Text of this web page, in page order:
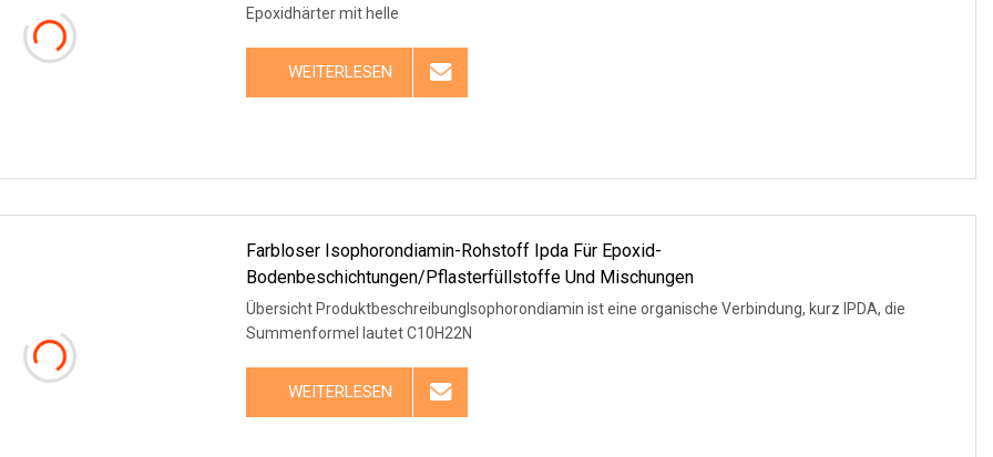
Epoxidhärter mit helle
WEITERLESEN
Farbloser Isophorondiamin-Rohstoff Ipda Für Epoxid-
Bodenbeschichtungen/Pflasterfüllstoffe Und Mischungen
Übersicht ProduktbeschreibungIsophorondiamin ist eine organische Verbindung, kurz IPDA, die
Summenformel lautet C10H22N
WEITERLESEN